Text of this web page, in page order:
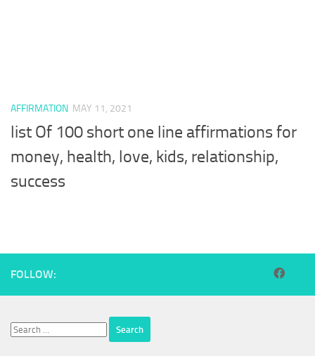
AFFIRMATION MAY 11, 2021
list Of 100 short one line affirmations for
money, health, love, kids, relationship,
success
FOLLOW:
Search
for: